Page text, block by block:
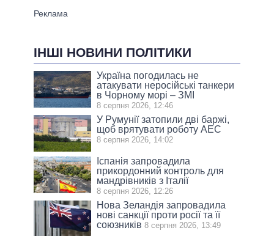
ІНШІ НОВИНИ ПОЛІТИКИ
Україна погодилась не
атакувати неросійські танкери
в Чорному морі – ЗМІ
8 серпня 2026, 12:46
У Румунії затопили дві баржі,
щоб врятувати роботу АЕС
8 серпня 2026, 14:02
Іспанія запровадила
прикордонний контроль для
мандрівників з Італії
8 серпня 2026, 12:26
Нова Зеландія запровадила
нові санкції проти росії та її
союзників 8 серпня 2026, 13:49